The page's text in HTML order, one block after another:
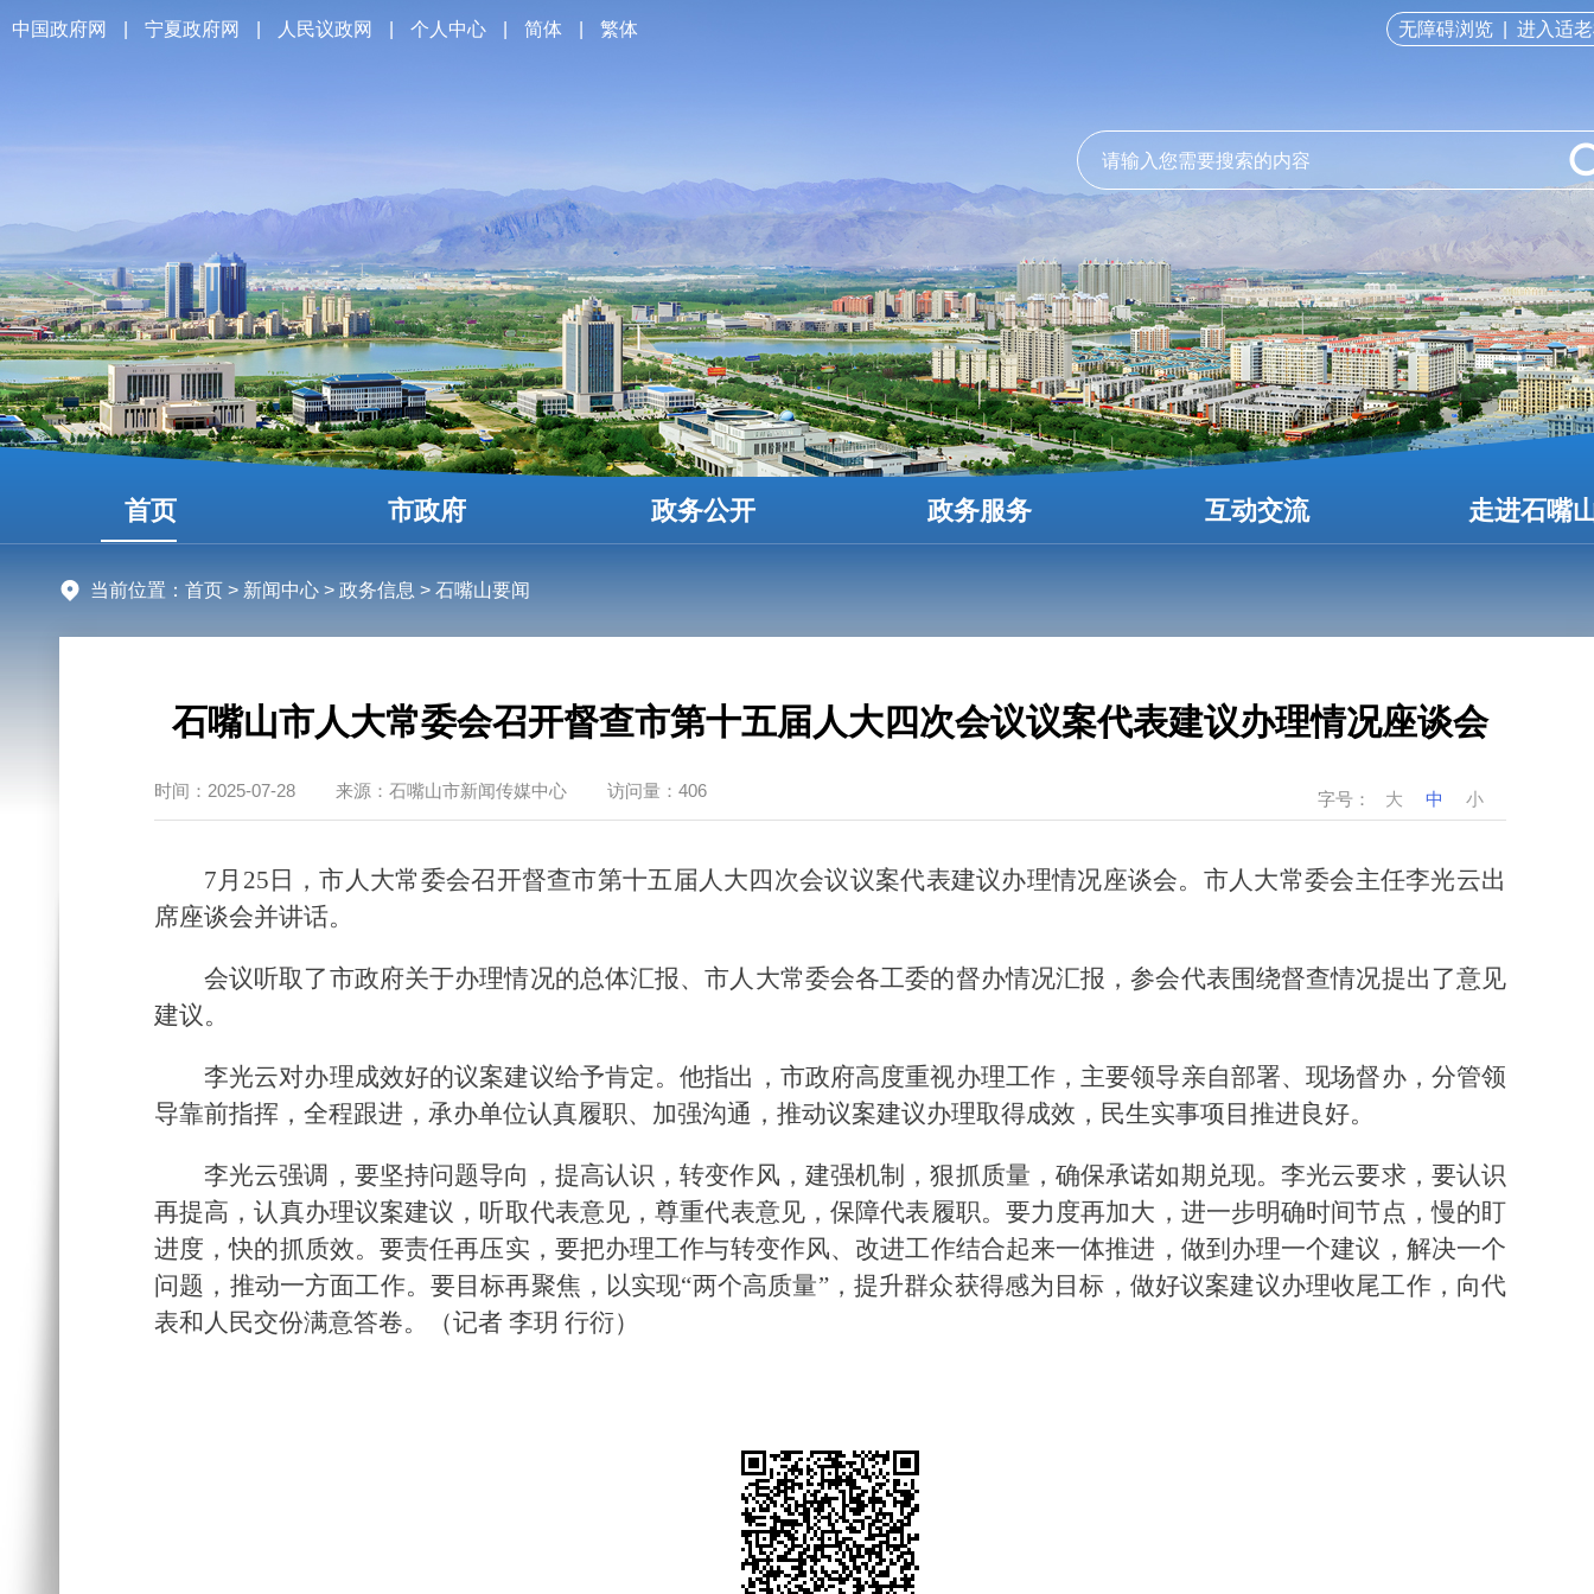
中国政府网 宁夏政府网 人民议政网 个人中心 简体 繁体 无障碍浏览 进入适
首页 市政府 政务公开 政务服务 互动交流 走进石嘴
当前位置： 首页 > 新闻中心 > 政务信息 > 石嘴山要闻
石嘴山市人大常委会召开督查市第十五届人大四次会议议案代表建议办理情况座谈会
时间： 2025-07-28 来源： 石嘴山市新闻传媒中心 访问量：406 字号： 大 中 小
7月25日，市人大常委会召开督查市第十五届人大四次会议议案代表建议办理情况座谈会。市人大常委会主任李光云出
席座谈会并讲话。
会议听取了市政府关于办理情况的总体汇报、市人大常委会各工委的督办情况汇报，参会代表围绕督查情况提出了意见
建议。
李光云对办理成效好的议案建议给予肯定。他指出，市政府高度重视办理工作，主要领导亲自部署、现场督办，分管领
导靠前指挥，全程跟进，承办单位认真履职、加强沟通，推动议案建议办理取得成效，民生实事项目推进良好。
李光云强调，要坚持问题导向，提高认识，转变作风，建强机制，狠抓质量，确保承诺如期兑现。李光云要求，要认识
再提高，认真办理议案建议，听取代表意见，尊重代表意见，保障代表履职。要力度再加大，进一步明确时间节点，慢的盯
进度，快的抓质效。要责任再压实，要把办理工作与转变作风、改进工作结合起来一体推进，做到办理一个建议，解决一个
问题，推动一方面工作。要目标再聚焦，以实现“两个高质量”，提升群众获得感为目标，做好议案建议办理收尾工作，向代
表和人民交份满意答卷。（记者 李玥 行衍）